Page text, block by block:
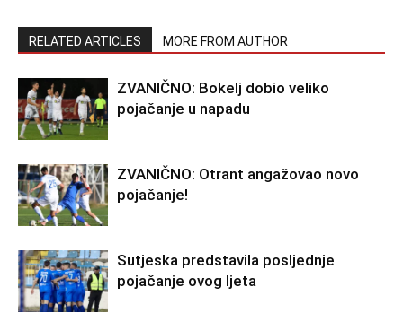
RELATED ARTICLES MORE FROM AUTHOR
ZVANIČNO: Bokelj dobio veliko
pojačanje u napadu
ZVANIČNO: Otrant angažovao novo
pojačanje!
Sutjeska predstavila posljednje
pojačanje ovog ljeta